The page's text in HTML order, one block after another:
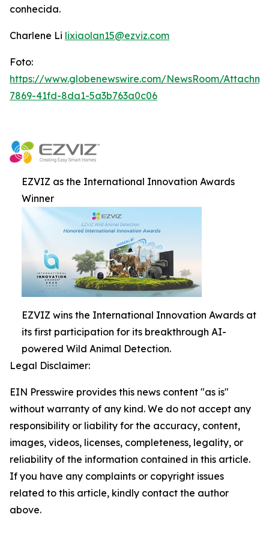
conhecida.
Charlene Li lixiaolan15@ezviz.com
Foto:
https://www.globenewswire.com/NewsRoom/
7869-41fd-8da1-5a3b763a0c06
EZVIZ as the International Innovation Awards
Winner
EZVIZ wins the International Innovation Awards at
its first participation for its breakthrough AI-
powered Wild Animal Detection.
Legal Disclaimer:
EIN Presswire provides this news content "as is"
without warranty of any kind. We do not accept any
responsibility or liability for the accuracy, content,
images, videos, licenses, completeness, legality, or
reliability of the information contained in this article.
If you have any complaints or copyright issues
related to this article, kindly contact the author
above.